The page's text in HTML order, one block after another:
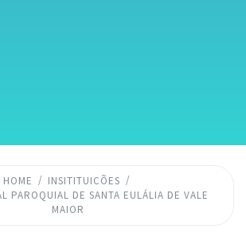
HOME
INSITITUICÕES
PAROQUIAL DE SANTA EULÁLIA DE VALE
MAIOR